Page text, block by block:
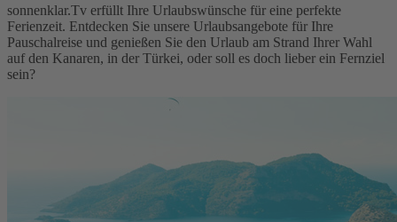
sonnenklar.Tv erfüllt Ihre Urlaubswünsche für eine perfekte
Ferienzeit. Entdecken Sie unsere Urlaubsangebote für Ihre
Pauschalreise und genießen Sie den Urlaub am Strand Ihrer Wahl
auf den Kanaren, in der Türkei, oder soll es doch lieber ein Fernziel
sein?